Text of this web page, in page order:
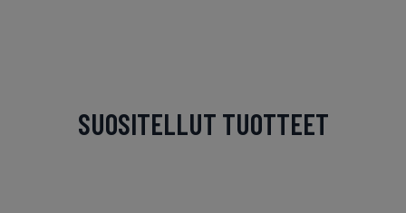
SUOSITELLUT TUOTTEET